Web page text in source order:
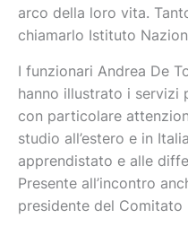
arco della loro vita.
chiamarlo Istituto
I funzionari Andrea De
hanno illustrato i servizi
con particolare
studio all’estero e in
apprendistato e alle
Presente all’incontro
presidente del Comitato